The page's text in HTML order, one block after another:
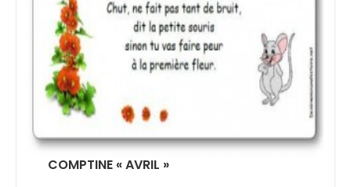
COMPTINE « AVRIL »